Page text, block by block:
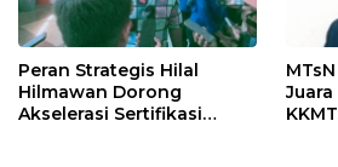
Peran Strategis Hilal
Hilmawan Dorong
Akselerasi Sertifikasi